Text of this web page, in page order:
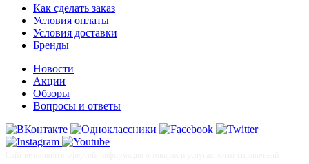
Как сделать заказ
Условия оплаты
Условия доставки
Бренды
Новости
Акции
Обзоры
Вопросы и ответы